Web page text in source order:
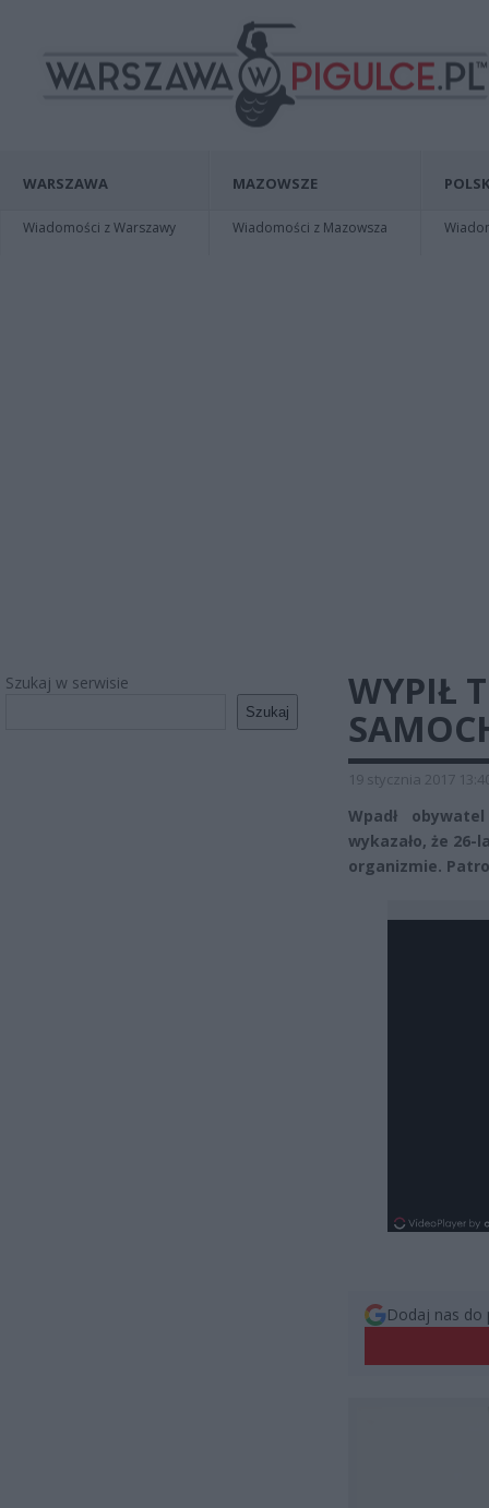
WARSZAWA
Wiadomości z Warszawy
MAZOWSZE
Wiadomości z Mazowsza
Szukaj w serwisie
Szukaj
WYPIŁ
19 stycznia 2017
Wpadł
wykazało, że
organizmie.
Dodaj nas do